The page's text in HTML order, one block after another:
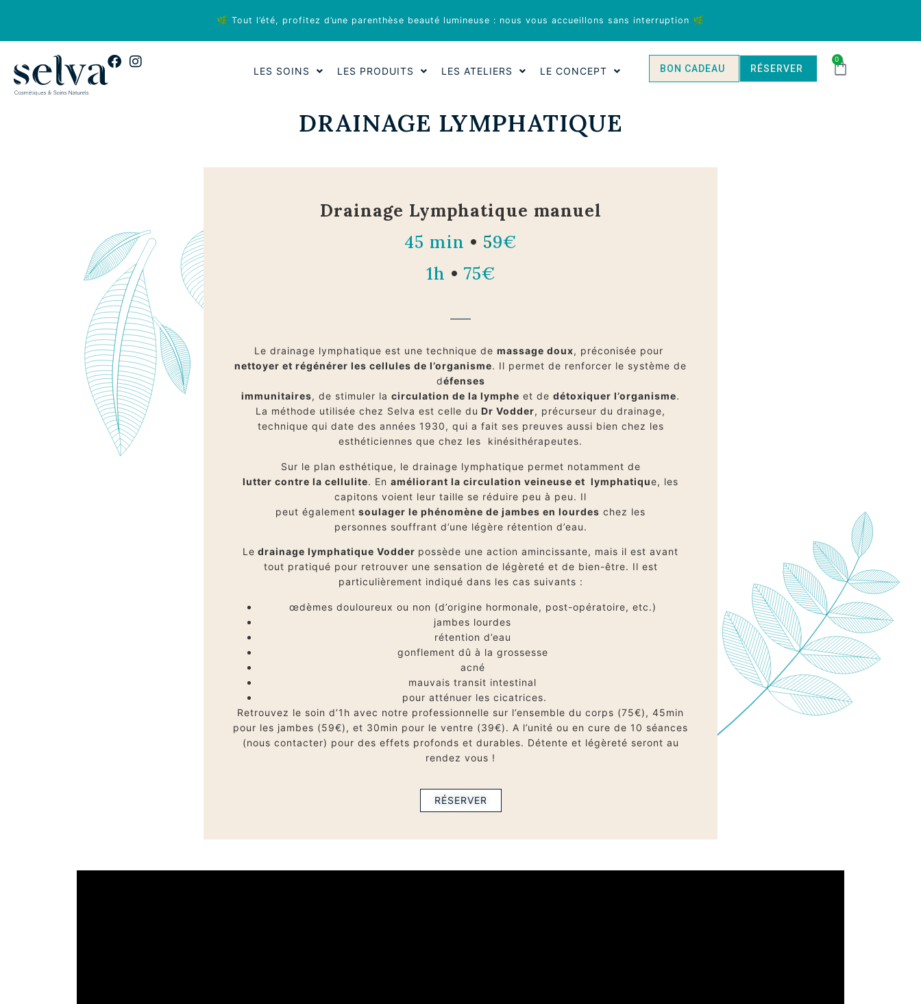
🌿 Tout l’été, profitez d’une parenthèse beauté lumineuse : nous vous accueillons sans interruption 🌿
LES SOINS LES PRODUITS LES ATELIERS LE CONCEPT BON CADEAU RÉSERVER
0
DRAINAGE LYMPHATIQUE
Drainage Lymphatique manuel
45 min • 59€
1h • 75€
Le drainage lymphatique est une technique de massage doux, préconisée pour
nettoyer et régénérer les cellules de l’organisme. Il permet de renforcer le système de
défenses
immunitaires, de stimuler la circulation de la lymphe et de détoxiquer l’organisme.
La méthode utilisée chez Selva est celle du Dr Vodder, précurseur du drainage,
technique qui date des années 1930, qui a fait ses preuves aussi bien chez les
esthéticiennes que chez les kinésithérapeutes.
Sur le plan esthétique, le drainage lymphatique permet notamment de
lutter contre la cellulite. En améliorant la circulation veineuse et lymphatique, les
capitons voient leur taille se réduire peu à peu. Il
peut également soulager le phénomène de jambes en lourdes chez les
personnes souffrant d’une légère rétention d’eau.
Le drainage lymphatique Vodder possède une action amincissante, mais il est avant
tout pratiqué pour retrouver une sensation de légèreté et de bien-être. Il est
particulièrement indiqué dans les cas suivants :
œdèmes douloureux ou non (d’origine hormonale, post-opératoire, etc.)
jambes lourdes
rétention d’eau
gonflement dû à la grossesse
acné
mauvais transit intestinal
pour atténuer les cicatrices.
Retrouvez le soin d’1h avec notre professionnelle sur l’ensemble du corps (75€), 45min
pour les jambes (59€), et 30min pour le ventre (39€). A l’unité ou en cure de 10 séances
(nous contacter) pour des effets profonds et durables. Détente et légèreté seront au
rendez vous !
RÉSERVER